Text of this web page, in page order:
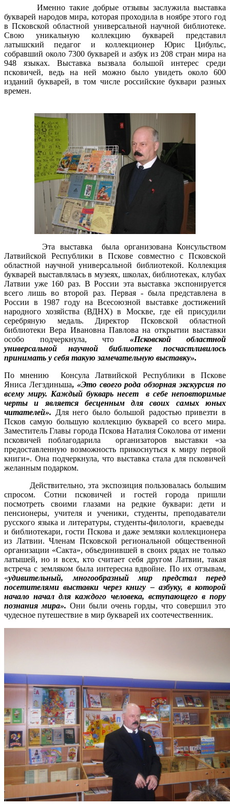
Именно такие добрые отзывы заслужила выставка
букварей народов мира, которая проходила в ноябре этого год
в Псковской областной универсальной научной библиотеке.
Свою уникальную коллекцию букварей представил
латышский педагог и коллекционер Юрис Цибульс,
собравший около 7300 букварей и азбук из 208 стран мира на
948 языках. Выставка вызвала большой интерес среди
псковичей, ведь на ней можно было увидеть около 600
изданий букварей, в том числе российские буквари разных
времен.
Эта выставка была организована Консульством
Латвийской Республики в Пскове совместно с Псковской
областной научной универсальной библиотекой. Коллекция
букварей выставлялась в музеях, школах, библиотеках, клубах
Латвии уже 160 раз. В России эта выставка экспонируется
всего лишь во второй раз. Первая - была представлена в
России в 1987 году на Всесоюзной выставке достижений
народного хозяйства (ВДНХ) в Москве, где ей присудили
серебряную медаль. Директор Псковской областной
библиотеки Вера Ивановна Павлова на открытии выставки
особо подчеркнула, что «Псковской областной
универсальной научной библиотеке посчастливилось
принимать у себя такую замечательную выставку».
По мнению Консула Латвийской Республики в Пскове
Яниса Легздиньша, «Это своего рода обзорная экскурсия по
всему миру. Каждый букварь несет в себе неповторимые
черты и является бесценным для своих самых юных
читателей». Для него было большой радостью привезти в
Псков самую большую коллекцию букварей со всего мира.
Заместитель Главы города Пскова Наталия Соколова от имени
псковичей поблагодарила организаторов выставки «за
предоставленную возможность прикоснуться к миру первой
книги». Она подчеркнула, что выставка стала для псковичей
желанным подарком.
Действительно, эта экспозиция пользовалась большим
спросом. Сотни псковичей и гостей города пришли
посмотреть своими глазами на редкие буквари: дети и
пенсионеры, учителя и ученики, студенты, преподаватели
русского языка и литературы, студенты-филологи, краеведы
и библиотекари, гости Пскова и даже земляки коллекционера
из Латвии. Членам Псковской региональной общественной
организации «Сакта», объединившей в своих рядах не только
латышей, но и всех, кто считает себя другом Латвии, такая
встреча с земляком была интересна вдвойне. По их отзывам,
«удивительный, многообразный мир предстал перед
посетителями выставки через книгу – азбуку, в которой
начало начал для каждого человека, вступающего в пору
познания мира». Они были очень горды, что совершил это
чудесное путешествие в мир букварей их соотечественник.